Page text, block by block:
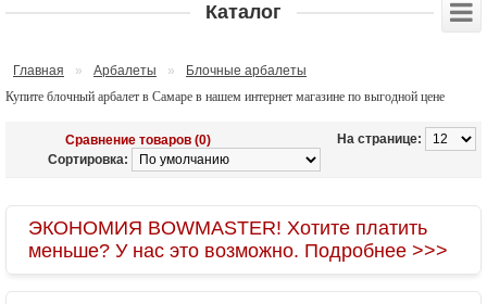
Каталог
Главная » Арбалеты »
Блочные арбалеты
Купите блочный арбалет в Самаре в нашем интернет магазине по выгодной цене
На странице:
Сравнение товаров (0)
Сортировка:
ЭКОНОМИЯ BOWMASTER! Хотите платить
меньше? У нас это возможно. Подробнее >>>